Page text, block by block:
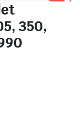
350,